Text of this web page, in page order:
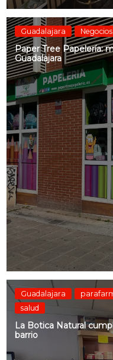
Guadalajara Negocios
Paper Tree Papelería:
Guadalajara
Guadalajara
salud
La Botica Natural
barrio